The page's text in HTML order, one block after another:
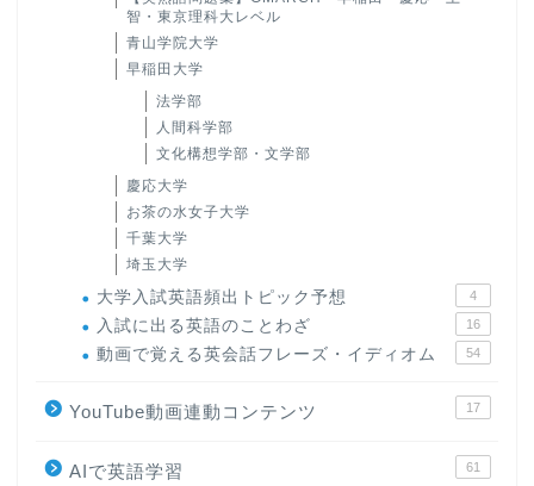
智・東京理科大レベル
青山学院大学
早稲田大学
法学部
人間科学部
文化構想学部・文学部
慶応大学
お茶の水女子大学
千葉大学
埼玉大学
大学入試英語頻出トピック予想 4
入試に出る英語のことわざ 16
動画で覚える英会話フレーズ・イディオム 54
YouTube動画連動コンテンツ 17
AIで英語学習 61